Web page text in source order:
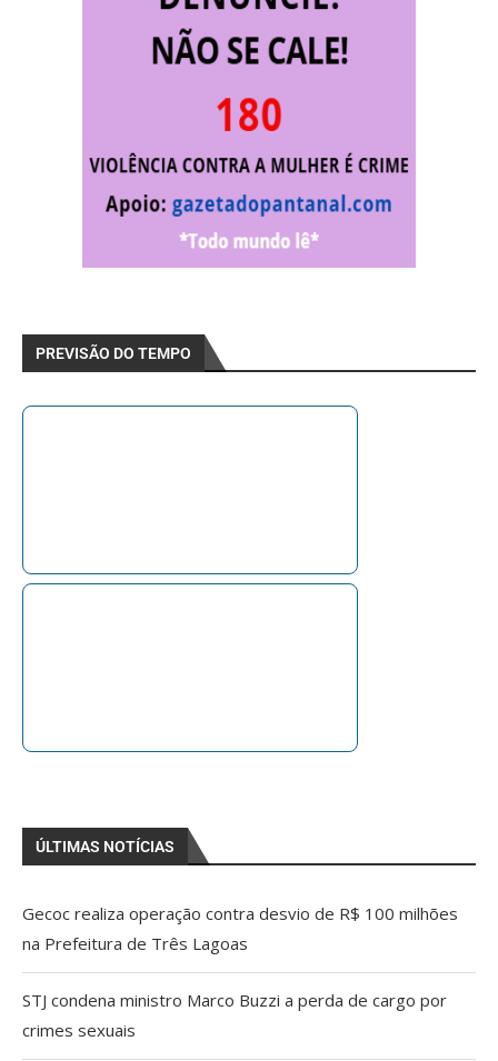
PREVISÃO DO TEMPO
ÚLTIMAS NOTÍCIAS
Gecoc realiza operação contra desvio de R$ 100 milhões
na Prefeitura de Três Lagoas
STJ condena ministro Marco Buzzi a perda de cargo por
crimes sexuais